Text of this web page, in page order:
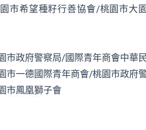
市希望種籽行善協會/桃園市大
市政府警察局/國際青年商會中華
市一德國際青年商會/桃園市政府
市鳳凰獅子會